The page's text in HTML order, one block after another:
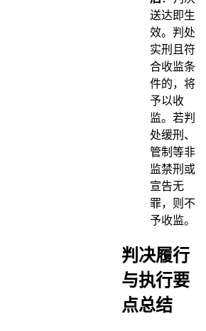
送达即生
效。判处
实刑且符
合收监条
件的，将
予以收
监。若判
处缓刑、
管制等非
监禁刑或
宣告无
罪，则不
予收监。
判决履行
与执行要
点总结